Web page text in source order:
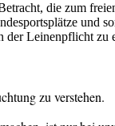
die zum
und
Leinenpflicht
zu verstehen.